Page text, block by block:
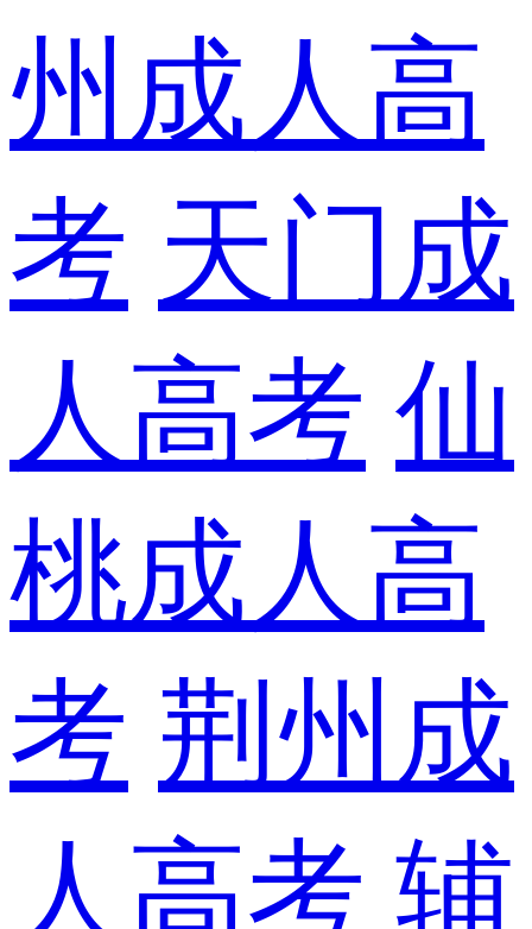
州成人高
考 天门成
人高考 仙
桃成人高
考 荆州成
人高考 辅